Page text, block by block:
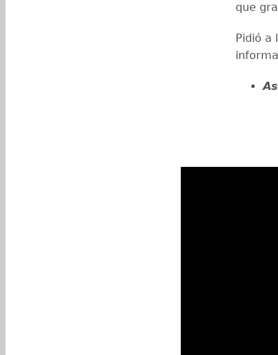
que
Pidió a